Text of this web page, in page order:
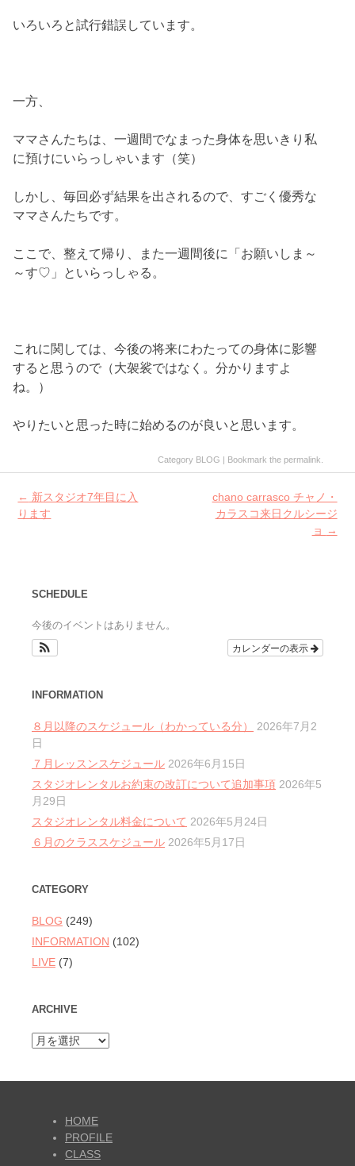
いろいろと試行錯誤しています。
一方、
ママさんたちは、一週間でなまった身体を思いきり私
に預けにいらっしゃいます（笑）
しかし、毎回必ず結果を出されるので、すごく優秀な
ママさんたちです。
ここで、整えて帰り、また一週間後に「お願いしま～
～す♡」といらっしゃる。
これに関しては、今後の将来にわたっての身体に影響
すると思うので（大袈裟ではなく。分かりますよ
ね。）
やりたいと思った時に始めるのが良いと思います。
Category BLOG | Bookmark the permalink
Post
navigation
← 新スタジオ7年目に入
ります
chano carrasco チャノ・
カラスコ来日クルシージ
ョ
→
SCHEDULE
今後のイベントはありません。
カレンダーの表示
INFORMATION
８月以降のスケジュール（わかっている分）
2026年7月2
日
７月レッスンスケジュール 2026年6月15日
スタジオレンタルお約束の改訂について追加事項 2026年5
月29日
スタジオレンタル料金について 2026年5月24日
６月のクラススケジュール 2026年5月17日
CATEGORY
BLOG (249)
INFORMATION (102)
LIVE (7)
ARCHIVE
ARCHIVE
HOME
PROFILE
CLASS